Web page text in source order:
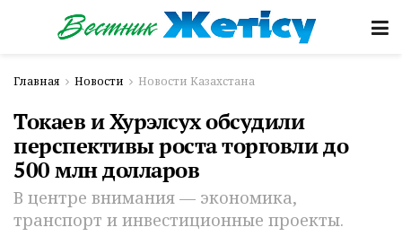
Главная Новости Новости Казахстана
Токаев и Хурэлсух обсудили
перспективы роста торговли до
500 млн долларов
В центре внимания — экономика,
транспорт и инвестиционные проекты.